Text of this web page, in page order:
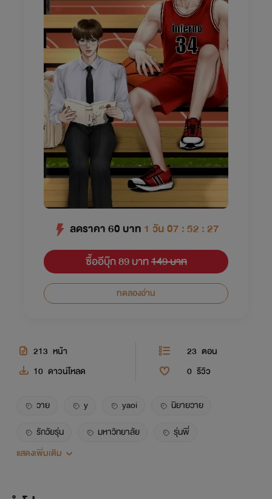
ลดราคา60 บาท 1 วัน 07 : 52 : 26
ซื้ออีบุ๊ก 89 บาท149 บาท
ทดลองอ่าน
213 หน้า 23 ตอน
10 ดาวน์โหลด 0 รีวิว
วาย y yaoi
นิยายวาย
รักวัยรุ่น
มหาวิทยาลัย
รุ่นพี่
รูมเมต
แสดงเพิ่มเติม